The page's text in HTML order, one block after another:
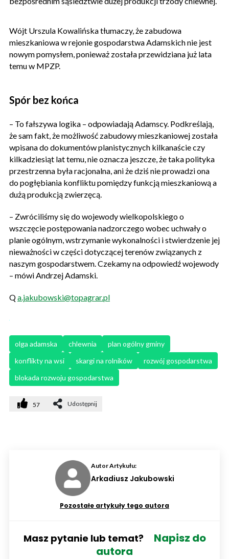
Wójt Urszula Kowalińska tłumaczy, że zabudowa
mieszkaniowa w rejonie gospodarstwa Adamskich nie jest
nowym pomysłem, ponieważ została przewidziana już lata
temu w MPZP.
Spór bez końca
– To fałszywa logika – odpowiadają Adamscy. Podkreślają,
że sam fakt, że możliwość zabudowy mieszkaniowej została
wpisana do dokumentów planistycznych kilkanaście czy
kilkadziesiąt lat temu, nie oznacza jeszcze, że taka polityka
przestrzenna była racjonalna, ani że dziś nie prowadzi ona
do pogłębiania konfliktu pomiędzy funkcją mieszkaniową a
dużą produkcją zwierzęcą.
– Zwróciliśmy się do wojewody wielkopolskiego o
wszczęcie postępowania nadzorczego wobec uchwały o
planie ogólnym, wstrzymanie wykonalności i stwierdzenie jej
nieważności w części dotyczącej terenów związanych z
naszym gospodarstwem. Czekamy na odpowiedź wojewody
– mówi Andrzej Adamski.
Qa.jakubowski@topagrar.pl
olga adamska chlewnia
plan ogólny gminy
konflikty na wsi
skargi na rolników
rozwój gospodarstwa
blokada rozwoju gospodarstwa
57 Udostępnij
Autor Artykułu:
Arkadiusz Jakubowski
Pozostałe artykuły tego autora
Masz pytanie lub temat?
Napisz do
autora